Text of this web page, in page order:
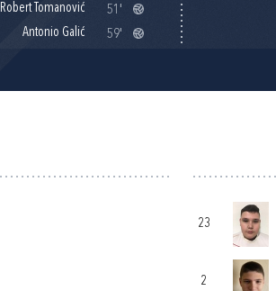
Robert Tomanović
51'
Antonio Galić
59'
23
2